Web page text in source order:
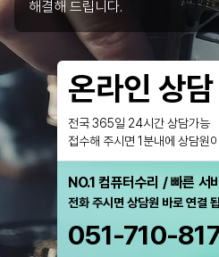
해결해 드립니다.
온라인 상담
전국 365일 24시간 상담가능
접수해 주시면 1분내에 상담원
NO.1 컴퓨터수리 / 빠른 서
전화 주시면 상담원 바로 연결
051-710-